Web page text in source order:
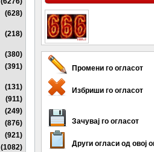
(628)
(218)
(380)
(391)
(131)
(911)
(249)
(876)
(921)
(1082)
Промени го огласот
Избриши го огласот
Зачувај го огласот
Други огласи од овој